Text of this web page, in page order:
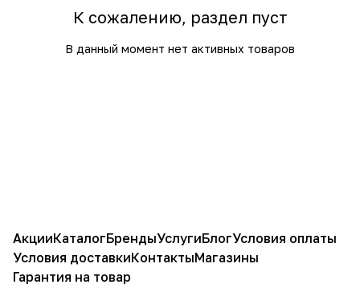
К сожалению, раздел пуст
В данный момент нет активных товаров
АкцииКаталогБрендыУслугиБлогУсловия оплаты
Условия доставкиКонтактыМагазины
Гарантия на товар